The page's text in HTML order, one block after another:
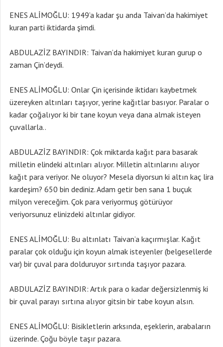
ENES ALİMOĞLU: 1949’a kadar şu anda Taivan’da hakimiyet
kuran parti iktidarda şimdi.
ABDULAZİZ BAYINDIR: Taivan’da hakimiyet kuran gurup o
zaman Çin’deydi.
ENES ALİMOĞLU: Onlar Çin içerisinde iktidarı kaybetmek
üzereyken altınları taşıyor, yerine kağıtlar basıyor. Paralar o
kadar çoğalıyor ki bir tane koyun veya dana almak isteyen
çuvallarla..
ABDULAZİZ BAYINDIR: Çok miktarda kağıt para basarak
milletin elindeki altınları alıyor. Milletin altınlarını alıyor
kağıt para veriyor. Ne oluyor? Mesela diyorsun ki altın kaç lira
kardeşim? 650 bin dediniz. Adam getir ben sana 1 buçuk
milyon vereceğim. Çok para veriyormuş götürüyor
veriyorsunuz elinizdeki altınlar gidiyor.
ENES ALİMOĞLU: Bu altınlatı Taivan’a kaçırmışlar. Kağıt
paralar çok olduğu için koyun almak isteyenler (belgesellerde
var) bir çuval para dolduruyor sırtında taşıyor pazara.
ABDULAZİZ BAYINDIR: Artık para o kadar değersizlenmiş ki
bir çuval parayı sırtına alıyor gitsin bir tabe koyun alsın.
ENES ALİMOĞLU: Bisikletlerin arksında, eşeklerin, arabaların
üzerinde. Çoğu böyle taşır pazara.